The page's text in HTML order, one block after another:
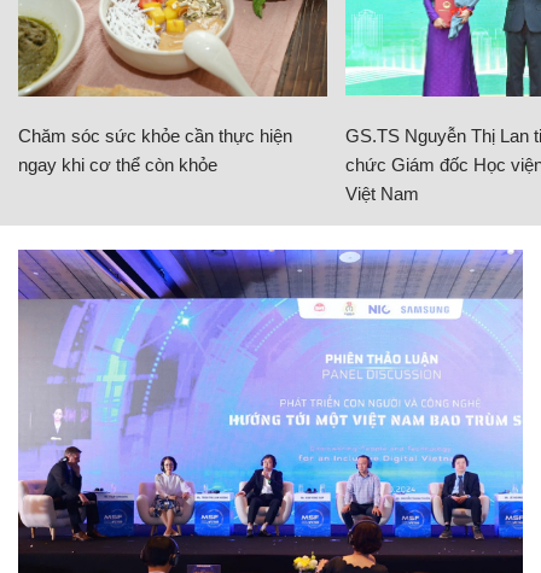
Chăm sóc sức khỏe cần thực hiện
ngay khi cơ thể còn khỏe
GS.TS Nguyễn Thị Lan
chức Giám đốc Học
Việt Nam